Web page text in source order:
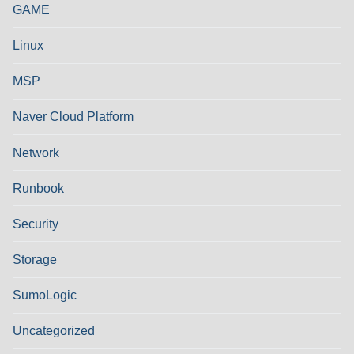
GAME
Linux
MSP
Naver Cloud Platform
Network
Runbook
Security
Storage
SumoLogic
Uncategorized